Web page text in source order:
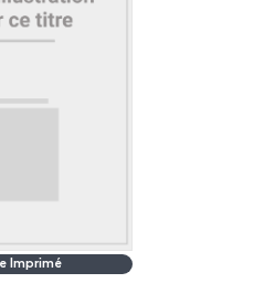
Imprimé